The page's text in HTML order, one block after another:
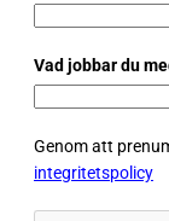
Vad jobbar du
Genom att
integritetspolicy